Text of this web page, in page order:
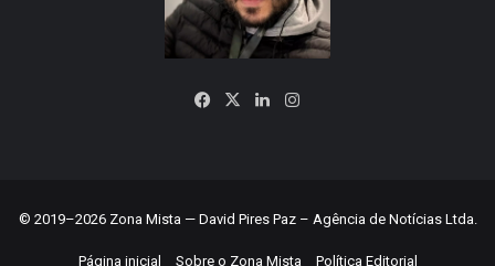
Facebook
X LinkedinInstagram
© 2019–2026 Zona Mista — David Pires Paz – Agência de Notícias Ltda.
Página inicial Sobre o Zona Mista Política Editorial